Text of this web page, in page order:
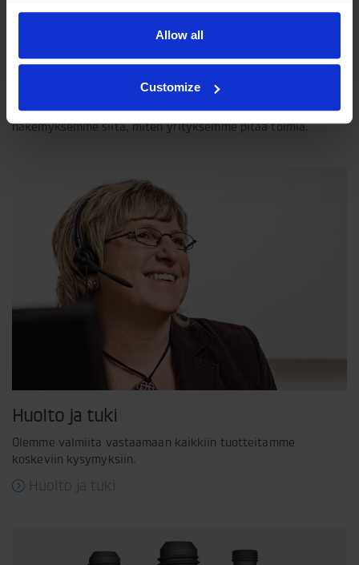
Allow all
Customize
Indexator Rotator Systems AB:n yritysfilosofia on yhteinen
näkemyksemme siitä, miten yrityksemme pitää toimia.
Huolto ja tuki
Olemme valmiita vastaamaan kaikkiin tuotteitamme
koskeviin kysymyksiin.
Huolto ja tuki